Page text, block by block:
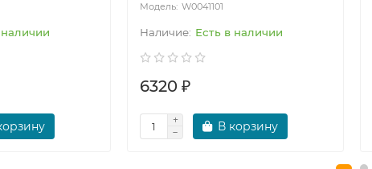
W0041101
Есть в наличии
6320 ₽
В корзину